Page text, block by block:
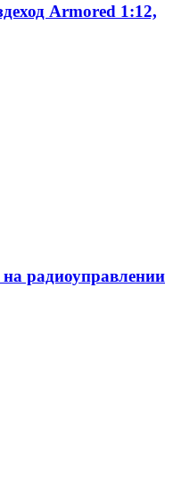
Armored 1:12,
радиоуправлении